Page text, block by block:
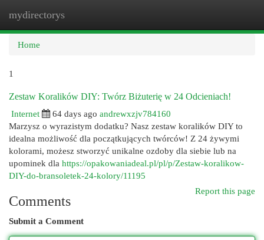
mydirectorys
Home
1
Zestaw Koralików DIY: Twórz Biżuterię w 24 Odcieniach!
Internet
64 days ago andrewxzjv784160
Marzysz o wyrazistym dodatku? Nasz zestaw koralików DIY to
idealna możliwość dla początkujących twórców! Z 24 żywymi
kolorami, możesz stworzyć unikalne ozdoby dla siebie lub na
upominek dla https://opakowaniadeal.pl/pl/p/Zestaw-koralikow-
DIY-do-bransoletek-24-kolory/11195
Report this page
Comments
Submit a Comment